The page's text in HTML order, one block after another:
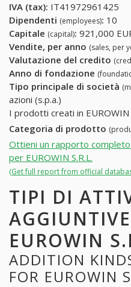
IVA (tax): IT41972961425
Dipendenti (employees): 10
Capitale (capital): 921,000
Vendite, per anno (sales, per
Valutazione del credito
Anno di fondazione
Tipo principale di società
azioni (s.p.a.)
I prodotti creati in
Categoria di prodotto
Ottieni un rapporto
per EUROWIN S.R.L.
(Get full report from official
TIPI DI
EUROWIN
ADDITION
FOR EUROWIN